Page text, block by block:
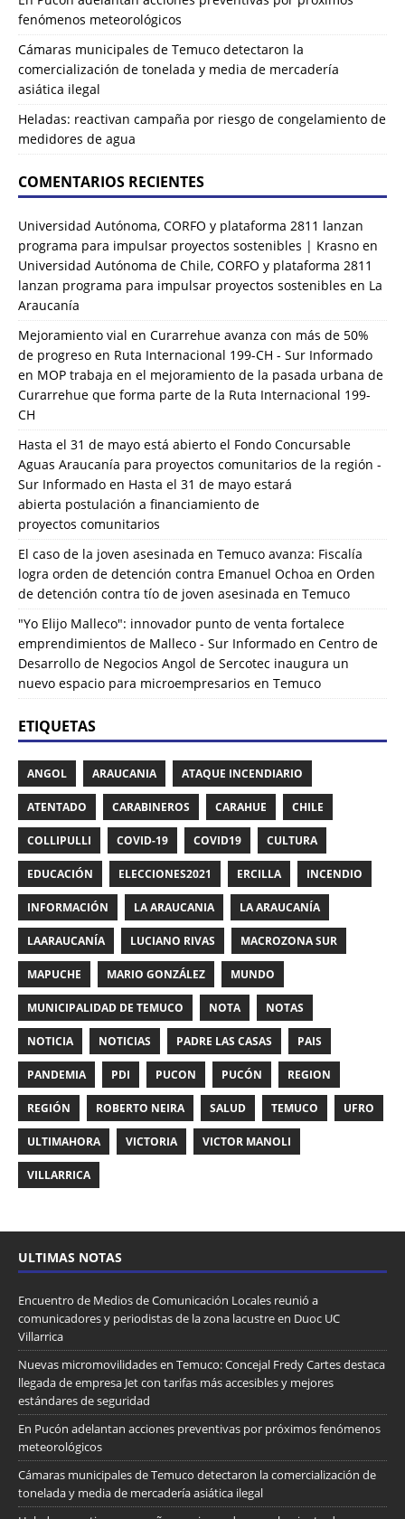
fenómenos meteorológicos
Cámaras municipales de Temuco detectaron la
comercialización de tonelada y media de mercadería
asiática ilegal
Heladas: reactivan campaña por riesgo de congelamiento de
medidores de agua
COMENTARIOS RECIENTES
Universidad Autónoma, CORFO y plataforma 2811 lanzan
programa para impulsar proyectos sostenibles | Krasno en
Universidad Autónoma de Chile, CORFO y plataforma 2811
lanzan programa para impulsar proyectos sostenibles en La
Araucanía
Mejoramiento vial en Curarrehue avanza con más de 50%
de progreso en Ruta Internacional 199-CH - Sur Informado
en MOP trabaja en el mejoramiento de la pasada urbana de
Curarrehue que forma parte de la Ruta Internacional 199-
CH
Hasta el 31 de mayo está abierto el Fondo Concursable
Aguas Araucanía para proyectos comunitarios de la región -
Sur Informado en Hasta el 31 de mayo estará
abierta postulación a financiamiento de
proyectos comunitarios
El caso de la joven asesinada en Temuco avanza: Fiscalía
logra orden de detención contra Emanuel Ochoa en Orden
de detención contra tío de joven asesinada en Temuco
"Yo Elijo Malleco": innovador punto de venta fortalece
emprendimientos de Malleco - Sur Informado en Centro de
Desarrollo de Negocios Angol de Sercotec inaugura un
nuevo espacio para microempresarios en Temuco
ETIQUETAS
ANGOL ARAUCANIA ATAQUE INCENDIARIO
ATENTADO CARABINEROS CARAHUE CHILE
COLLIPULLI COVID-19 COVID19 CULTURA
EDUCACIÓN ELECCIONES2021 ERCILLA INCENDIO
INFORMACIÓN LA ARAUCANIA LA ARAUCANÍA
LAARAUCANÍA LUCIANO RIVAS MACROZONA SUR
MAPUCHE MARIO GONZÁLEZ MUNDO
MUNICIPALIDAD DE TEMUCO NOTA NOTAS
NOTICIA NOTICIAS PADRE LAS CASAS PAIS
PANDEMIA PDI PUCON PUCÓN REGION
REGIÓN ROBERTO NEIRA SALUD TEMUCO UFRO
ULTIMAHORA VICTORIA VICTOR MANOLI
VILLARRICA
ULTIMAS NOTAS
Encuentro de Medios de Comunicación Locales reunió a
comunicadores y periodistas de la zona lacustre en Duoc UC
Villarrica
Nuevas micromovilidades en Temuco: Concejal Fredy Cartes destaca
llegada de empresa Jet con tarifas más accesibles y mejores
estándares de seguridad
En Pucón adelantan acciones preventivas por próximos fenómenos
meteorológicos
Cámaras municipales de Temuco detectaron la comercialización de
tonelada y media de mercadería asiática ilegal